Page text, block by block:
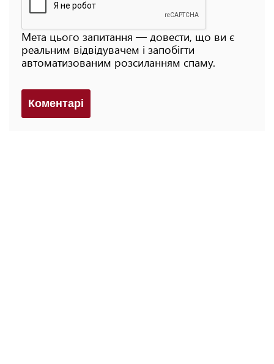
Мета цього запитання — довести, що ви є
реальним відвідувачем і запобігти
автоматизованим розсиланням спаму.
Коментарi